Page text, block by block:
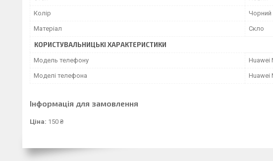
Колір Чорний
Матеріал Скло
КОРИСТУВАЛЬНИЦЬКІ ХАРАКТЕРИСТИКИ
Модель телефону Huawei
Моделі телефона Huawei
Інформація для замовлення
Ціна: 150 ₴